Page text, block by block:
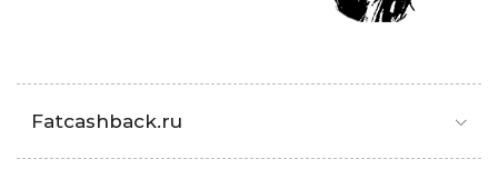
Fatcashback.ru